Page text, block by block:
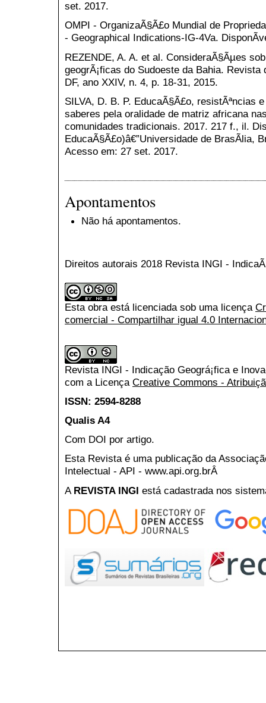
set. 2017.
OMPI - OrganizaÃ§Ã£o Mundial de
- Geographical Indications-IG-4Va.
REZENDE, A. A. et al. ConsideraÃ§Ãµes
geogrÃ¡ficas do Sudoeste da Bahia.
DF, ano XXIV, n. 4, p. 18-31, 2015.
SILVA, D. B. P. EducaÃ§Ã£o, resistÃªncias
saberes pela oralidade de matriz africana
comunidades tradicionais. 2017. 217 f., il.
EducaÃ§Ã£o)â€”Universidade de BrasÃ­lia,
Acesso em: 27 set. 2017.
Apontamentos
Não há apontamentos.
Direitos autorais 2018 Revista INGI -
Esta obra está licenciada sob uma licença
comercial - Compartilhar igual 4.0
Revista INGI - Indicação Geográ¡fica e
com a Licença Creative Commons -
ISSN: 2594-8288
Qualis A4
Com DOI por artigo.
Esta Revista é uma publicação da
Intelectual - API - www.api.org.brÂ
A REVISTA INGI está cadastrada nos